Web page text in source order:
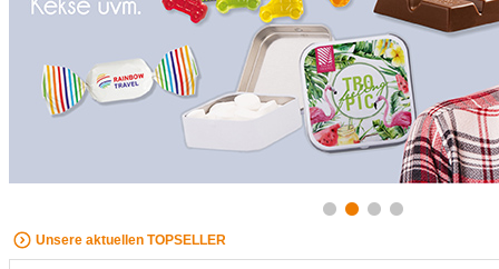
Unsere aktuellen TOPSELLER